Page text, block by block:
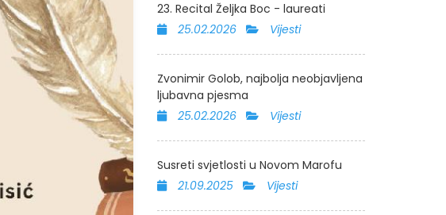
23. Recital Željka Boc - laureati
25.02.2026
Vijesti
Zvonimir Golob, najbolja neobjavljena
ljubavna pjesma
25.02.2026
Vijesti
Susreti svjetlosti u Novom Marofu
21.09.2025
Vijesti